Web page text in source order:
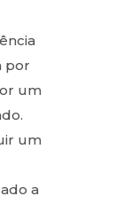
por
um
um
a